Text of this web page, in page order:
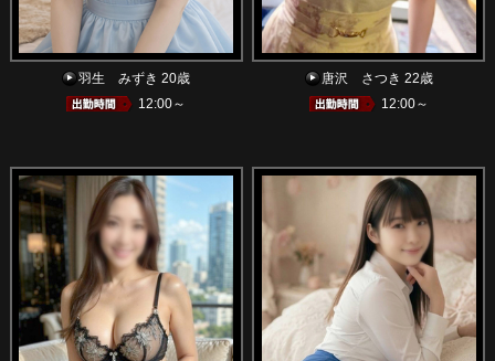
羽生 みずき 20歳
12:00～
唐沢 さつき 22歳
12:00～